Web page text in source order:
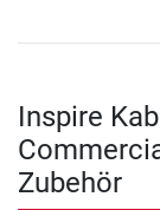
Inspire
Zubehör